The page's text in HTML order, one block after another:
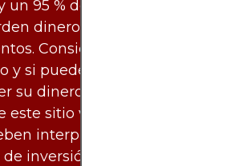
un 95 % de los inversores
dinero al negociar con
Considere si entiende su
y si puede asumir el alto
su dinero.
este sitio web y los servicios
interpretarse como
inversión ni financiero en